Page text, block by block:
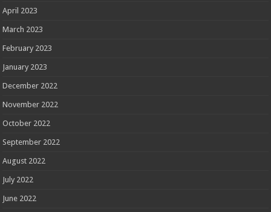
April 2023
March 2023
February 2023
January 2023
December 2022
November 2022
October 2022
September 2022
August 2022
July 2022
June 2022